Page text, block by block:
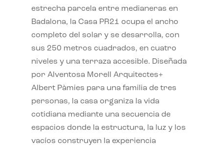
estrecha parcela entre medianeras en
Badalona, la Casa PR21 ocupa el ancho
completo del solar y se desarrolla, con
sus 250 metros cuadrados, en cuatro
niveles y una terraza accesible. Diseñada
por Alventosa Morell Arquitectes+
Albert Pàmies para una familia de tres
personas, la casa organiza la vida
cotidiana mediante una secuencia de
espacios donde la estructura, la luz y los
vacíos construyen la experiencia